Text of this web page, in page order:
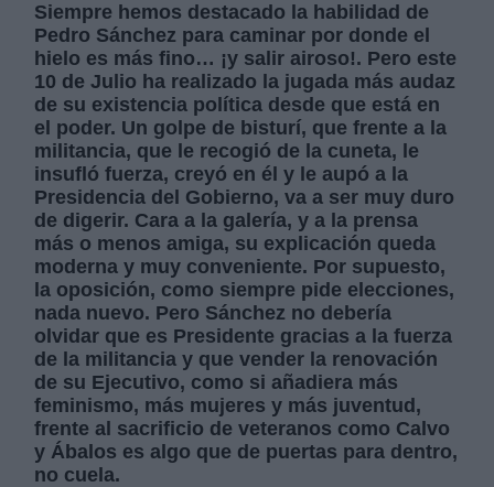
Siempre hemos destacado la habilidad de
Pedro Sánchez para caminar por donde el
hielo es más fino… ¡y salir airoso!. Pero este
10 de Julio ha realizado la jugada más audaz
de su existencia política desde que está en
el poder. Un golpe de bisturí, que frente a la
militancia, que le recogió de la cuneta, le
insufló fuerza, creyó en él y le aupó a la
Presidencia del Gobierno, va a ser muy duro
de digerir. Cara a la galería, y a la prensa
más o menos amiga, su explicación queda
moderna y muy conveniente. Por supuesto,
la oposición, como siempre pide elecciones,
nada nuevo. Pero Sánchez no debería
olvidar que es Presidente gracias a la fuerza
de la militancia y que vender la renovación
de su Ejecutivo, como si añadiera más
feminismo, más mujeres y más juventud,
frente al sacrificio de veteranos como Calvo
y Ábalos es algo que de puertas para dentro,
no cuela.
Destinatarios:
Derechos:
link
Información adicional
link